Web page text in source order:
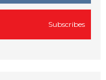
Subscribes